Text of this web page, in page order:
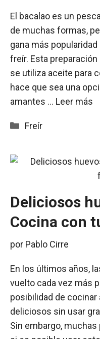
El bacalao es un
de muchas formas,
gana más
freír. Esta
se utiliza aceite para
hace que sea una
amantes … Leer más
Categorías
Freír
Deliciosos
Cocina con
por Pablo Cirre
En los últimos años,
vuelto cada vez más
posibilidad de
deliciosos sin usar
Sin embargo,